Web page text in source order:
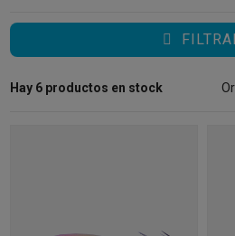
Hay 6 productos en stock